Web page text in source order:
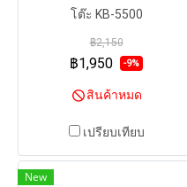
โต๊ะ KB-5500
฿2,150
฿1,950 -9%
สินค้าหมด
เปรียบเทียบ
New